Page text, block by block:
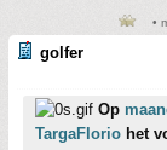
•
golfer
Op
TargaFlorio het